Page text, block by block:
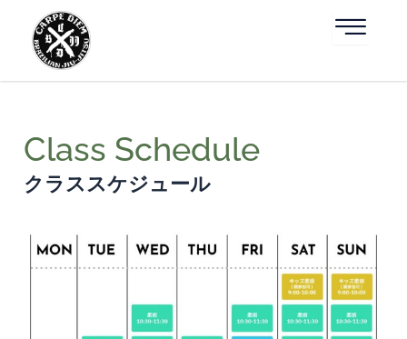
Class Schedule
クラススケジュール